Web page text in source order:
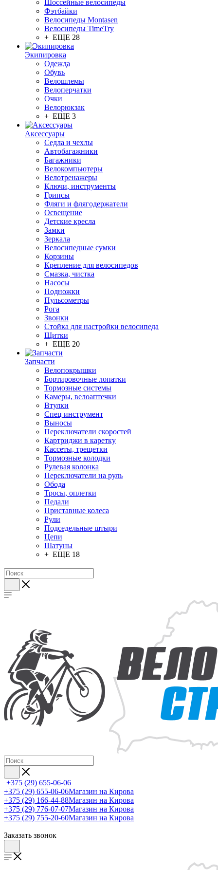
Шоссейные велосипеды
Фэтбайки
Велосипеды Montasen
Велосипеды TimeTry
+ ЕЩЕ 28
Экипировка
Одежда
Обувь
Велошлемы
Велоперчатки
Очки
Велорюкзак
+ ЕЩЕ 3
Аксессуары
Седла и чехлы
Автобагажники
Багажники
Велокомпьютеры
Велотренажеры
Ключи, инструменты
Грипсы
Фляги и флягодержатели
Освещение
Детские кресла
Замки
Зеркала
Велосипедные сумки
Корзины
Крепление для велосипедов
Смазка, чистка
Насосы
Подножки
Пульсометры
Рога
Звонки
Стойка для настройки велосипеда
Щитки
+ ЕЩЕ 20
Запчасти
Велопокрышки
Бортировочные лопатки
Тормозные системы
Камеры, велоаптечки
Втулки
Спец инструмент
Выносы
Переключатели скоростей
Картриджи в каретку
Кассеты, трещетки
Тормозные колодки
Рулевая колонка
Переключатели на руль
Обода
Тросы, оплетки
Педали
Приставные колеса
Рули
Подседельные штыри
Цепи
Шатуны
+ ЕЩЕ 18
+375 (29) 655-06-06
+375 (29) 655-06-06Магазин на Кирова
+375 (29) 166-44-88Магазин на Кирова
+375 (29) 776-07-07Магазин на Кирова
+375 (29) 755-20-60Магазин на Кирова
Заказать звонок